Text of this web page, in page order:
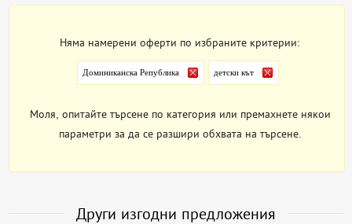
Няма намерени оферти по избраните критерии:
Доминиканска Република детски кът
Моля, опитайте търсене по категория или премахнете някои
параметри за да се разшири обхвата на търсене.
Други изгодни предложения